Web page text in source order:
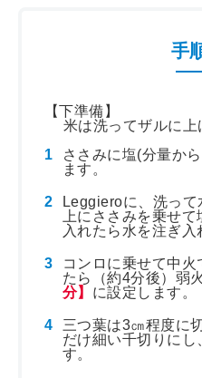
手
【下準備】
米は洗ってザルに上
ささみに塩(分量か
ます。
Leggieroに、洗って
上にささみを乗せ
入れたら水を注ぎ入
コンロに乗せて中火
たら（約4分後）弱
分】 に設定します。
三つ葉は3㎝程度に
だけ細い千切りにし
す。